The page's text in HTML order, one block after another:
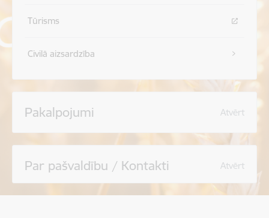
Tūrisms
Civilā aizsardzība
Pakalpojumi Atvērt
Par pašvaldību / Kontakti Atvērt